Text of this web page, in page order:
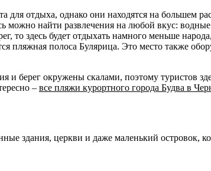
для отдыха, однако они находятся на большем
можно найти развлечения на любой вкус:
то здесь будет отдыхать намного меньше
пляжная полоса Булярица. Это место также
и берег окружены скалами, поэтому туристов
– все пляжи курортного города Будва в
здания, церкви и даже маленький островок,